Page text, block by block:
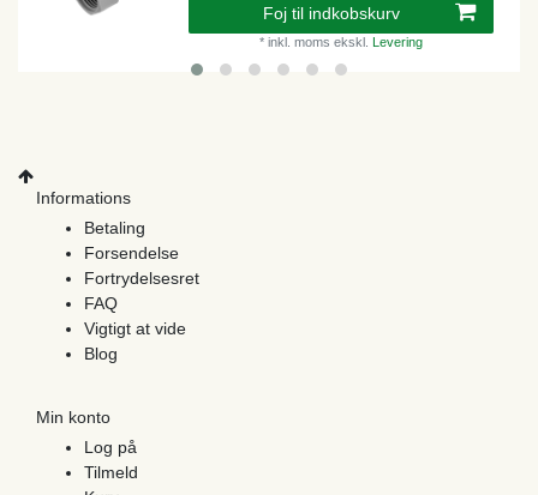
Foj til indkobskurv
* inkl. moms ekskl. Levering
Informations
Betaling
Forsendelse
Fortrydelsesret
FAQ
Vigtigt at vide
Blog
Min konto
Log på
Tilmeld